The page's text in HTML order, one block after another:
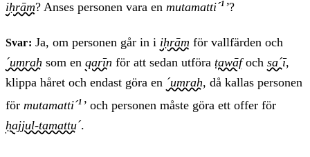
iḥrām? Anses personen vara en mutamatti´1 ’?
Svar: Ja, om personen går in i iḥrām för vallfärden och
´umrah som en qarīn för att sedan utföra ṭawāfoch sa´ī,
klippa håret och endast göra en ´umrah, då kallas personen
för mutamatti´1 ’ och personen måste göra ett offer för
ḥajjul-tamattu´.